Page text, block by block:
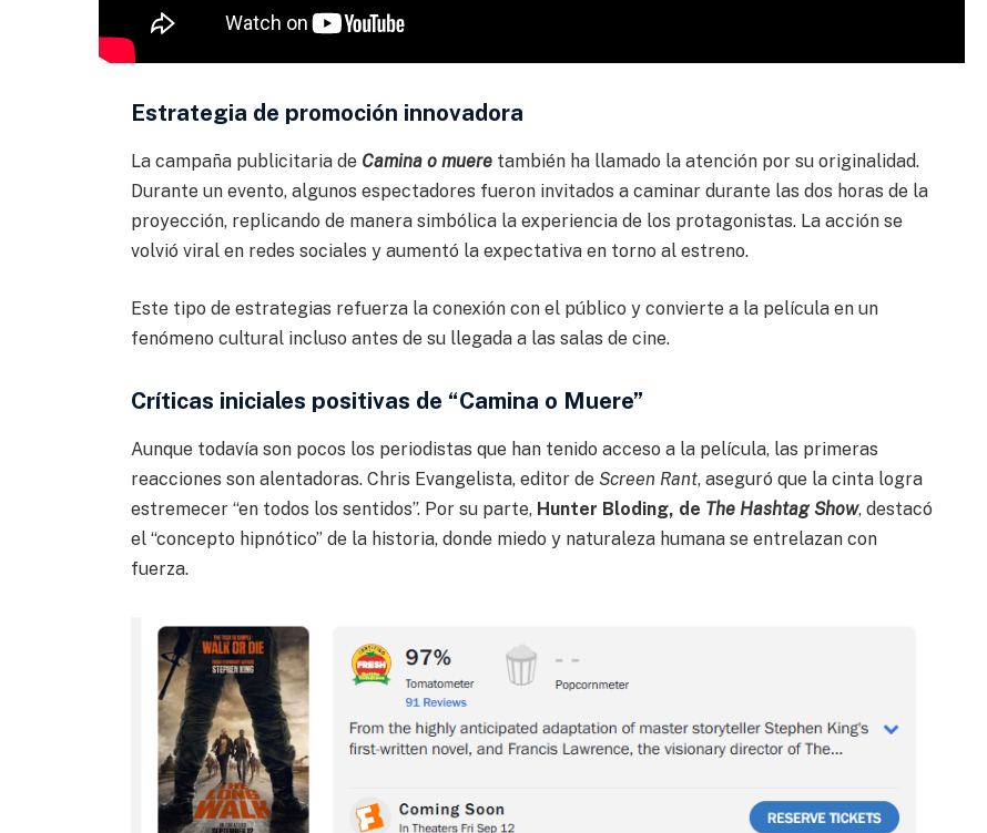
Estrategia de promoción innovadora
La campaña publicitaria de Camina o mueretambién ha llamado la atención por su originalidad.
Durante un evento, algunos espectadores fueron invitados a caminar durante las dos horas de la
proyección, replicando de manera simbólica la experiencia de los protagonistas. La acción se
volvió viral en redes sociales y aumentó la expectativa en torno al estreno.
Este tipo de estrategias refuerza la conexión con el público y convierte a la película en un
fenómeno cultural incluso antes de su llegada a las salas de cine.
Críticas iniciales positivas de “Camina o Muere”
Aunque todavía son pocos los periodistas que han tenido acceso a la película, las primeras
reacciones son alentadoras. Chris Evangelista, editor de Screen Rant, aseguró que la cinta logra
estremecer “en todos los sentidos”. Por su parte, Hunter Bloding, de The Hashtag Show, destacó
el “concepto hipnótico” de la historia, donde miedo y naturaleza humana se entrelazan con
fuerza.